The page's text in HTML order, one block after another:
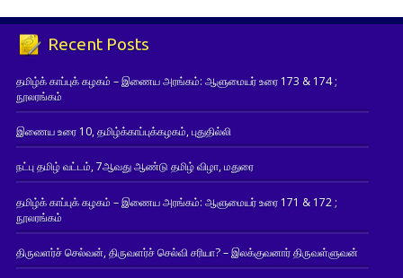
Recent Posts
தமிழ்க் காப்புக் கழகம் – இணைய அரங்கம்: ஆளுமையர் உரை 173 & 174 ;
நூலரங்கம்
இணைய உரை 10, தமிழ்க்காப்புக்கழகம், புதுதில்லி
நட்பு தமிழ் வட்டம், 7ஆவது ஆண்டு தமிழ் விழா, மதுரை
தமிழ்க் காப்புக் கழகம் – இணைய அரங்கம்: ஆளுமையர் உரை 171 & 172 ;
நூலரங்கம்
திருவளர்ச் செல்வன், திருவளர்ச் செல்வி சரியா? – இலக்குவனார் திருவள்ளுவன்